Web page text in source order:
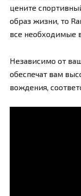
цените
образ жизни, то
все необходимые
Независимо от
обеспечат вам
вождения,